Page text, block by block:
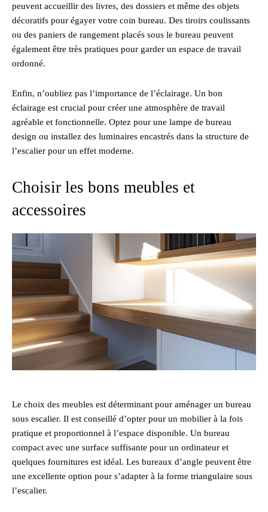
peuvent accueillir des livres, des dossiers et même des objets
décoratifs pour égayer votre coin bureau. Des tiroirs coulissants
ou des paniers de rangement placés sous le bureau peuvent
également être très pratiques pour garder un espace de travail
ordonné.
Enfin, n’oubliez pas l’importance de l’éclairage. Un bon
éclairage est crucial pour créer une atmosphère de travail
agréable et fonctionnelle. Optez pour une lampe de bureau
design ou installez des luminaires encastrés dans la structure de
l’escalier pour un effet moderne.
Choisir les bons meubles et
accessoires
Le choix des meubles est déterminant pour aménager un bureau
sous escalier. Il est conseillé d’opter pour un mobilier à la fois
pratique et proportionnel à l’espace disponible. Un bureau
compact avec une surface suffisante pour un ordinateur et
quelques fournitures est idéal. Les bureaux d’angle peuvent être
une excellente option pour s’adapter à la forme triangulaire sous
l’escalier.